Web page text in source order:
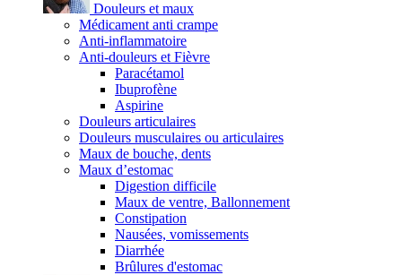
Douleurs et maux
Médicament anti crampe
Anti-inflammatoire
Anti-douleurs et Fièvre
Paracétamol
Ibuprofène
Aspirine
Douleurs articulaires
Douleurs musculaires ou articulaires
Maux de bouche, dents
Maux d’estomac
Digestion difficile
Maux de ventre, Ballonnement
Constipation
Nausées, vomissements
Diarrhée
Brûlures d'estomac